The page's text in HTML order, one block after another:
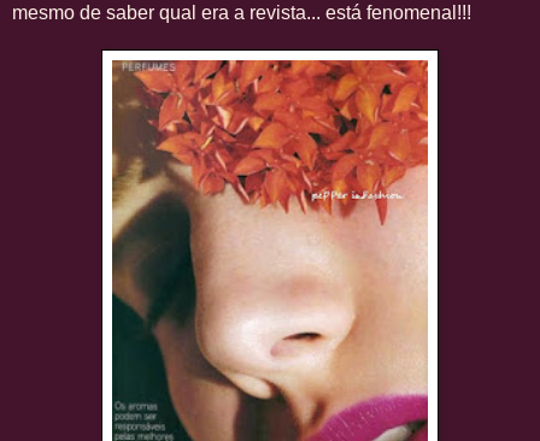
mesmo de saber qual era a revista... está fenomenal!!!